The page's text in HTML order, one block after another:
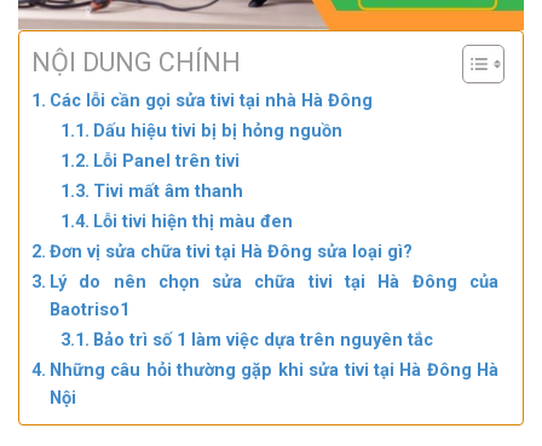
NỘI DUNG CHÍNH
Các lỗi cần gọi sửa tivi tại nhà Hà Đông
Dấu hiệu tivi bị bị hỏng nguồn
Lỗi Panel trên tivi
Tivi mất âm thanh
Lỗi tivi hiện thị màu đen
Đơn vị sửa chữa tivi tại Hà Đông sửa loại gì?
Lý do nên chọn sửa chữa tivi tại Hà Đông của
Baotriso1
Bảo trì số 1 làm việc dựa trên nguyên tắc
Những câu hỏi thường gặp khi sửa tivi tại Hà Đông Hà
Nội